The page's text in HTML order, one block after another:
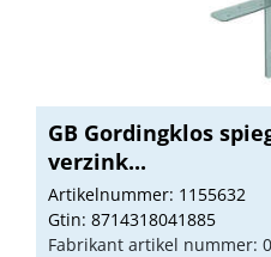
GB Gordingklos
verzink...
Artikelnummer: 1155632
Gtin: 8714318041885
Fabrikant artikel nummer: